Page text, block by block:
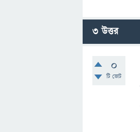
3উত্তর
0
টি ভোট